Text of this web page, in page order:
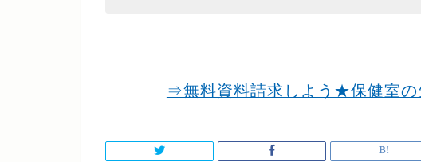
⇒無料資料請求しよう★保健室の